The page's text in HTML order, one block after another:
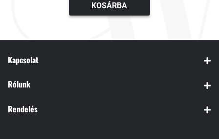
KOSÁRBA
Kapcsolat
Rólunk
Rendelés